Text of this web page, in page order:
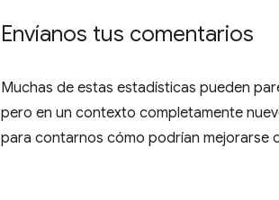
Envíanos tus comentarios
Muchas de estas estadísticas pueden
pero en un contexto completamente
para contarnos cómo podrían mejorarse